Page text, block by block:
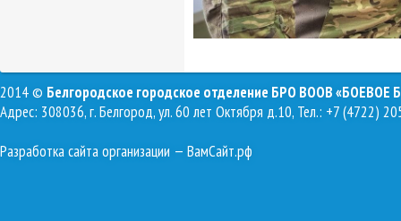
2014 © Белгородское городское отделение БРО ВООВ «БОЕВОЕ
Адрес: 308036, г. Белгород, ул. 60 лет Октября д.10, Тел.: +7 (4722)
Разработка сайта организации — ВамСайт.рф